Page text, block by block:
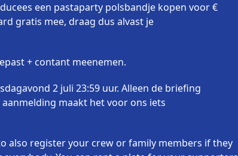
een pastaparty polsbandje kopen voor €
gratis mee, draag dus alvast je
+ contant meenemen.
2 juli 23:59 uur. Alleen de briefing
maakt het voor ons iets
also register your crew or family members if they